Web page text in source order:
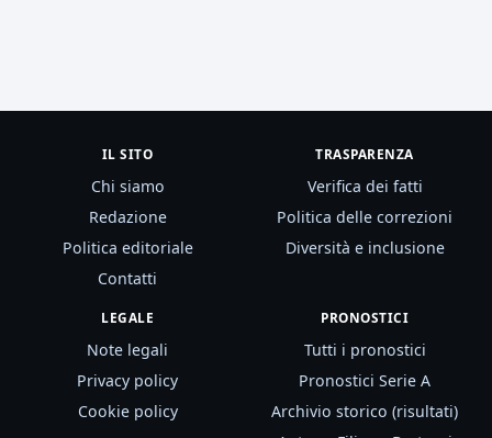
IL SITO
Chi siamo
Redazione
Politica editoriale
Contatti
TRASPARENZA
Verifica dei fatti
Politica delle correzioni
Diversità e inclusione
LEGALE
Note legali
Privacy policy
Cookie policy
PRONOSTICI
Tutti i pronostici
Pronostici Serie A
Archivio storico (risultati)